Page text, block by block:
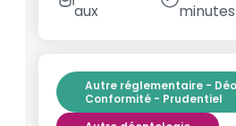
aux
minutes
Autre réglementaire -
Conformité - Prudentiel